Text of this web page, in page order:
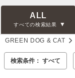
ALL
すべての検索結果
GREEN DOG & CAT
検索条件： すべて